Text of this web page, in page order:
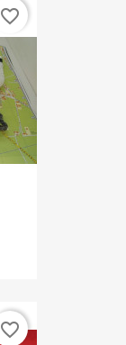
favorite_border
favorite_border